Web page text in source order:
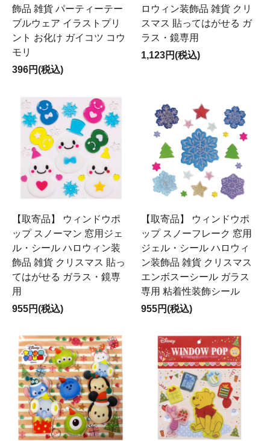
飾品 雑貨 パーティーテー
ブルウェア イラストプリ
ント お化け ガイコツ コウ
モリ
396円(税込)
ロウィン装飾品 雑貨 クリ
スマス 貼ってはがせる ガ
ラス・鏡専用
1,123円(税込)
【取寄品】 ウィンドウポ
ップ スノーマン 窓用ジェ
ル・シール ハロウィン装
飾品 雑貨 クリスマス 貼っ
てはがせる ガラス・鏡専
用
955円(税込)
【取寄品】 ウィンドウポ
ップ スノーフレーク 窓用
ジェル・シール ハロウィ
ン装飾品 雑貨 クリスマス
エンボスーシール ガラス
専用 粘着性装飾シール
955円(税込)